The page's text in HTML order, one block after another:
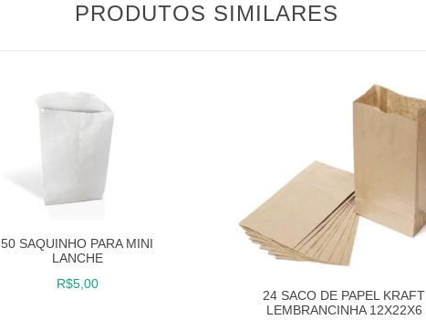
PRODUTOS SIMILARES
50 SAQUINHO PARA MINI
LANCHE
R$5,00
24 SACO DE PAPEL KRAFT
LEMBRANCINHA 12X22X6